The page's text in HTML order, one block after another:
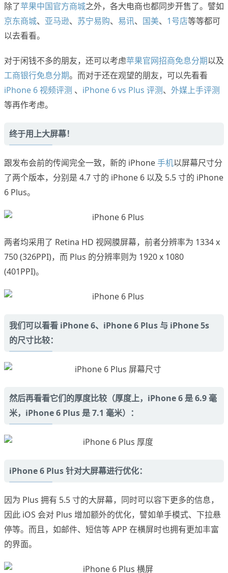
除了苹果中国官方商城之外，各大电商也都同步开售了。譬如
京东商城、 亚马逊、 苏宁易购、 易讯、 国美、 1号店等等都可
以去看看。
对于闲钱不多的朋友，还可以考虑苹果官网招商免息分期以及
工商银行免息分期。而对于还在观望的朋友，可以先看看
iPhone 6 视频评测 、 iPhone 6 vs Plus 评测、 外媒上手评测
等再作考虑。
终于用上大屏幕！
跟发布会前的传闻完全一致，新的 iPhone手机以屏幕尺寸分
了两个版本，分别是 4.7 寸的 iPhone 6 以及 5.5 寸的 iPhone
6 Plus。
两者均采用了 Retina HD 视网膜屏幕，前者分辨率为 1334 x
750 (326PPI)，而 Plus 的分辨率则为 1920 x 1080
(401PPI)。
我们可以看看 iPhone 6、iPhone 6 Plus 与 iPhone 5s
的尺寸比较：
然后再看看它们的厚度比较（厚度上，iPhone 6 是 6.9 毫
米，iPhone 6 Plus 是 7.1 毫米）：
iPhone 6 Plus 针对大屏幕进行优化：
因为 Plus 拥有 5.5 寸的大屏幕，同时可以容下更多的信息，
因此 iOS 会对 Plus 增加额外的优化，譬如单手模式、下拉悬
停等。而且，如邮件、短信等 APP 在横屏时也拥有更加丰富
的界面。